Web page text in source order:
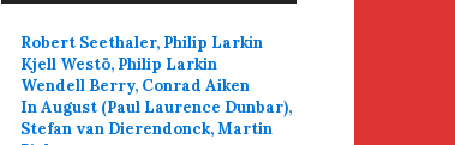
Robert Seethaler, Philip Larkin
Kjell Westö, Philip Larkin
Wendell Berry, Conrad Aiken
In August (Paul Laurence Dunbar),
Stefan van Dierendonck, Martin